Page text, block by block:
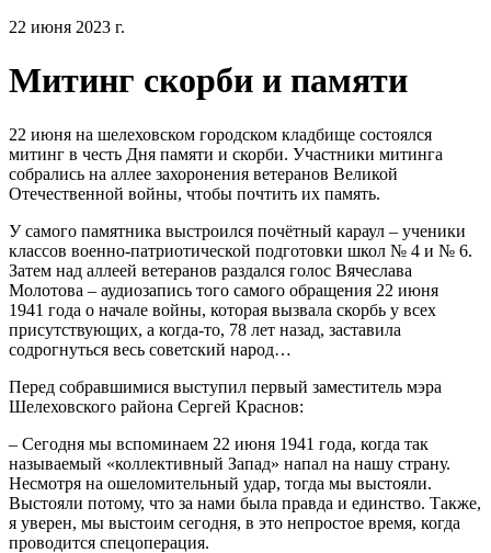
22 июня 2023 г.
Митинг скорби и памяти
22 июня на шелеховском городском кладбище состоялся
митинг в честь Дня памяти и скорби. Участники митинга
собрались на аллее захоронения ветеранов Великой
Отечественной войны, чтобы почтить их память.
У самого памятника выстроился почётный караул – ученики
классов военно-патриотической подготовки школ № 4 и № 6.
Затем над аллеей ветеранов раздался голос Вячеслава
Молотова – аудиозапись того самого обращения 22 июня
1941 года о начале войны, которая вызвала скорбь у всех
присутствующих, а когда-то, 78 лет назад, заставила
содрогнуться весь советский народ…
Перед собравшимися выступил первый заместитель мэра
Шелеховского района Сергей Краснов:
– Сегодня мы вспоминаем 22 июня 1941 года, когда так
называемый «коллективный Запад» напал на нашу страну.
Несмотря на ошеломительный удар, тогда мы выстояли.
Выстояли потому, что за нами была правда и единство. Также,
я уверен, мы выстоим сегодня, в это непростое время, когда
проводится спецоперация.